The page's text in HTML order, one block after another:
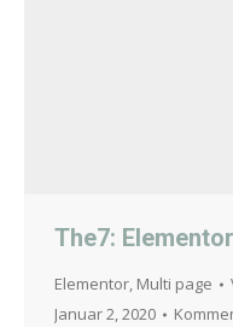
The7:
Elementor, Multi page
Januar 2, 2020